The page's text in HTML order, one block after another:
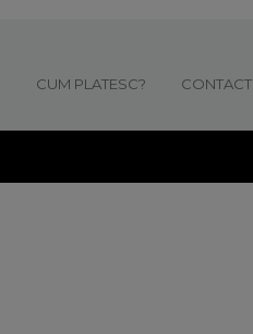
CUM PLATESC? CONTACT